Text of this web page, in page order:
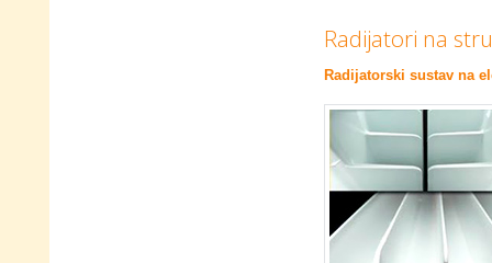
Radijatori na
Radijatorski sustav na